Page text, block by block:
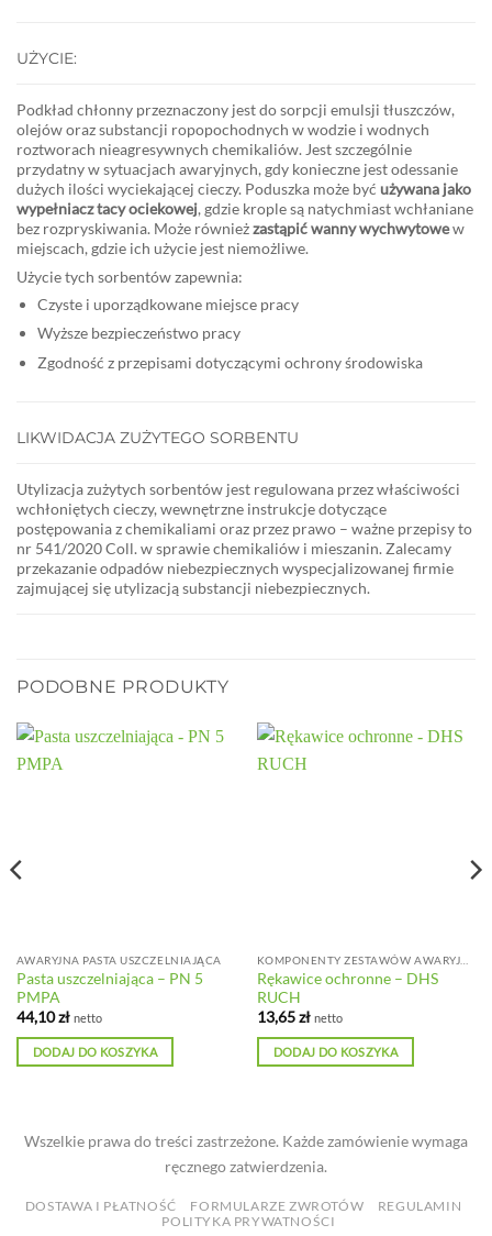
UŻYCIE:
Podkład chłonny przeznaczony jest do sorpcji emulsji tłuszczów,
olejów oraz substancji ropopochodnych w wodzie i wodnych
roztworach nieagresywnych chemikaliów. Jest szczególnie
przydatny w sytuacjach awaryjnych, gdy konieczne jest odessanie
dużych ilości wyciekającej cieczy. Poduszka może być używana jako
wypełniacz tacy ociekowej, gdzie krople są natychmiast wchłaniane
bez rozpryskiwania. Może równieżzastąpić wanny wychwytowew
miejscach, gdzie ich użycie jest niemożliwe.
Użycie tych sorbentów zapewnia:
Czyste i uporządkowane miejsce pracy
Wyższe bezpieczeństwo pracy
Zgodność z przepisami dotyczącymi ochrony środowiska
LIKWIDACJA ZUŻYTEGO SORBENTU
Utylizacja zużytych sorbentów jest regulowana przez właściwości
wchłoniętych cieczy, wewnętrzne instrukcje dotyczące
postępowania z chemikaliami oraz przez prawo – ważne przepisy to
nr 541/2020 Coll. w sprawie chemikaliów i mieszanin. Zalecamy
przekazanie odpadów niebezpiecznych wyspecjalizowanej firmie
zajmującej się utylizacją substancji niebezpiecznych.
PODOBNE PRODUKTY
AWARYJNA PASTA USZCZELNIAJĄCA
Pasta uszczelniająca – PN 5
PMPA
44,10zł netto
DODAJ DO KOSZYKA
Rękawice ochronne – DHS
RUCH
13,65zł netto
DODAJ DO KOSZYKA
Wszelkie prawa do treści zastrzeżone. Każde zamówienie wymaga
ręcznego zatwierdzenia.
DOSTAWA I PŁATNOŚĆ FORMULARZE ZWROTÓW
REGULAMIN
POLITYKA PRYWATNOŚCI